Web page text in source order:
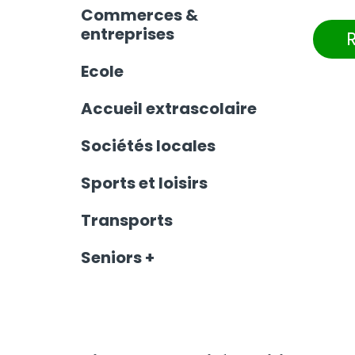
Commerces &
entreprises
Ecole
Accueil extrascolaire
Sociétés locales
Sports et loisirs
Transports
Seniors +